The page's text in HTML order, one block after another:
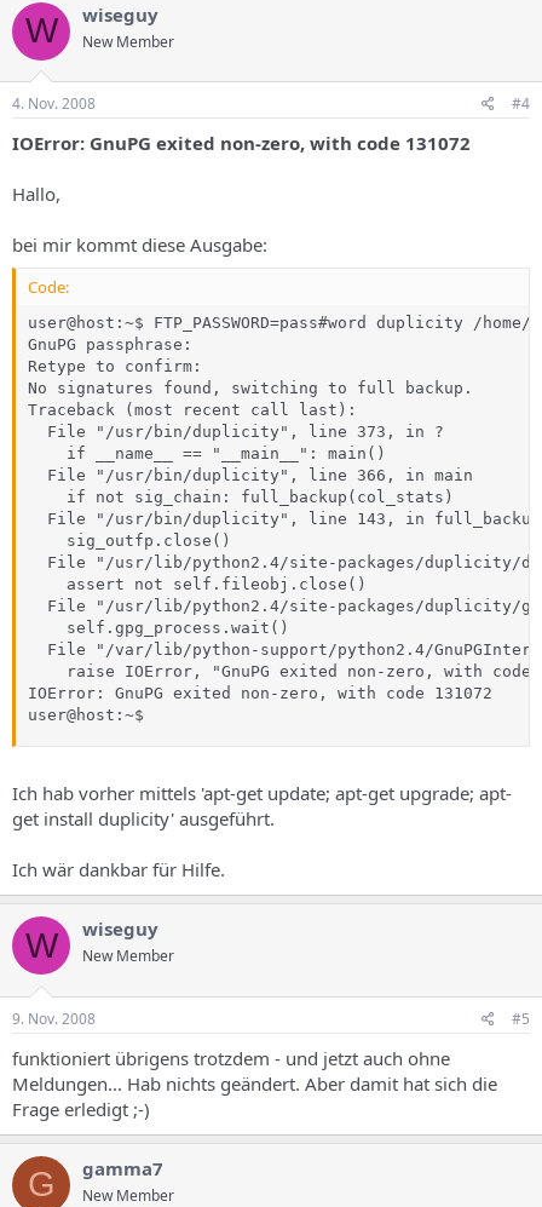
W wiseguy
New Member
4. Nov. 2008 #4
IOError: GnuPG exited non-zero, with code 131072
Hallo,
bei mir kommt diese Ausgabe:
Code:
user@host:~$ FTP_PASSWORD=pass#word duplicity /
GnuPG passphrase:
Retype to confirm:
No signatures found, switching to full backup.
Traceback (most recent call last):
  File "/usr/bin/duplicity", line 373, in ?
    if __name__ == "__main__": main()
  File "/usr/bin/duplicity", line 366, in main
    if not sig_chain: full_backup(col_stats)
  File "/usr/bin/duplicity", line 143, in full_backup
    sig_outfp.close()
File "/usr/lib/python2.4/site-packages/duplicity/
    assert not self.fileobj.close()
File "/usr/lib/python2.4/site-packages/duplicity/
    self.gpg_process.wait()
File "/var/lib/python-support/python2.4/
raise IOError, "GnuPG exited non-zero, with code
IOError: GnuPG exited non-zero, with code 131072
user@host:~$
Ich hab vorher mittels 'apt-get update; apt-get upgrade; apt-
get install duplicity' ausgeführt.
Ich wär dankbar für Hilfe.
W wiseguy
New Member
9. Nov. 2008 #5
funktioniert übrigens trotzdem - und jetzt auch ohne
Meldungen... Hab nichts geändert. Aber damit hat sich die
Frage erledigt ;-)
G gamma7
New Member